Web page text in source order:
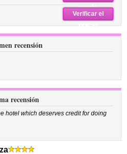
precio
Verificar el
precio
recensión
recensión
hotel which deserves credit for doing